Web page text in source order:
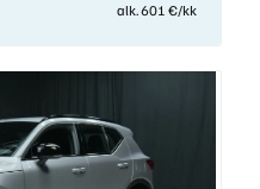
alk. 601 €/kk